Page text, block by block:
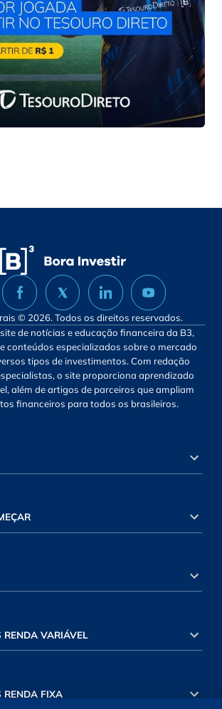
© 2026. Todos os direitos reservados.
de notícias e educação financeira da B3,
conteúdos especializados sobre o mercado
tipos de investimentos. Com redação
o site proporciona aprendizado
além de artigos de parceiros que ampliam
financeiros para todos os brasileiros.
RENDA VARIÁVEL
RENDA FIXA